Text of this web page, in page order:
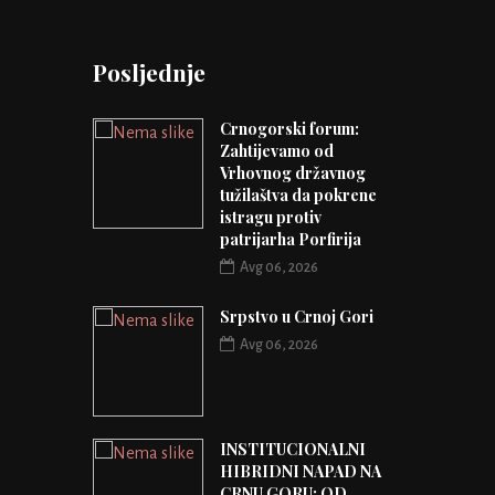
Posljednje
Crnogorski forum:
Zahtijevamo od
Vrhovnog državnog
tužilaštva da pokrene
istragu protiv
patrijarha Porfirija
Avg 06, 2026
Srpstvo u Crnoj Gori
Avg 06, 2026
INSTITUCIONALNI
HIBRIDNI NAPAD NA